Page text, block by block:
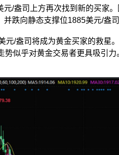
元/盎司上方再次找到新的买家
跌向静态支撑位1885美元/盎司
元/盎司将成为黄金买家的救星
似乎对黄金交易者更具吸引力